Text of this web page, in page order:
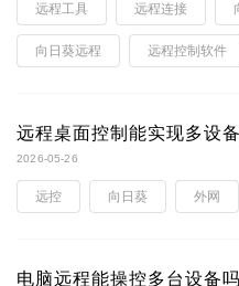
远程工具 远程连接
向日葵远程 远程控制软件
远程桌面控制能实现多设
2026-05-26
远控 向日葵 外网
电脑远程能操控多台设备